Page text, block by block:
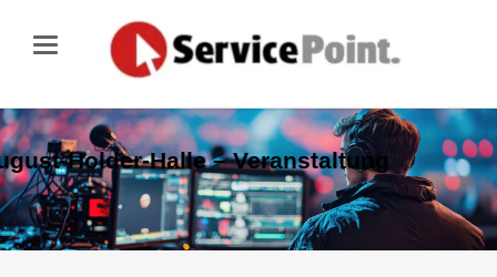
Holder-Halle – Veranstaltung